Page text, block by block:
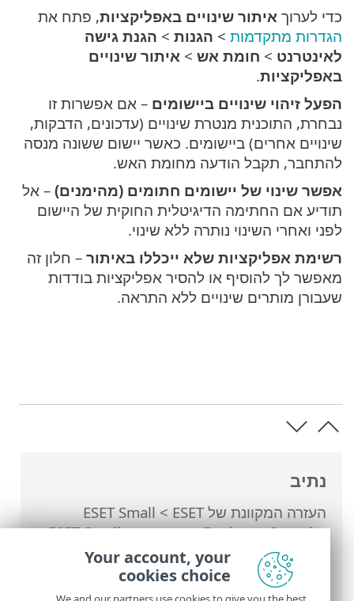
נתיב
העזרה המקוונת של ESET >
ESET Small
Business Security
>
עבודה עם ESET Small
Business Security
> הגדרות מתקדמות
הגנות>הגנת גישה לאינטרנט>חומת אש
איתור שינוי אפליקציות
כדי לערוך איתור שינויים באפליקציות, פתח את
הגדרות מתקדמות > הגנות > הגנת גישה
לאינטרנט > חומת אש > איתור שינויים
באפליקציות.
הפעל זיהוי שינויים ביישומים – אם אפשרות זו
נבחרת, התוכנית מנטרת שינויים (עדכונים, הדבקות,
שינויים אחרים) ביישומים. כאשר יישום ששונה מנסה
להתחבר, תקבל הודעה מחומת האש.
אפשר שינוי של יישומים חתומים (מהימנים) – אל
תודיע אם החתימה הדיגיטלית החוקית של היישום
לפני ואחרי השינוי נותרה ללא שינוי.
רשימת אפליקציות שלא ייכללו באיתור – חלון זה
מאפשר לך להוסיף או להסיר אפליקציות בודדות
שעבורן מותרים שינויים ללא התראה.
Your account, your
cookies choice